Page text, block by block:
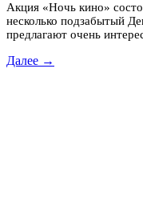
Акция «Ночь кино»
несколько подзабытый
предлагают очень
Далее →